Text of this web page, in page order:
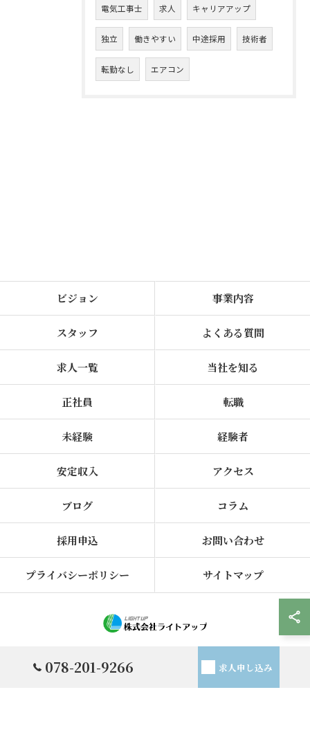
電気工事士 求人 キャリアアップ
独立 働きやすい 中途採用 技術者
転勤なし エアコン
078-201-9266 求人申し込み
ビジョン 事業内容
スタッフ よくある質問
求人一覧 当社を知る
正社員 転職
未経験 経験者
安定収入 アクセス
ブログ コラム
採用申込 お問い合わせ
プライバシーポリシー サイトマップ
© 2026 兵庫県神戸市で電気工事の求人なら株式会社ライトアップ ALL RIGHTS
RESERVED.